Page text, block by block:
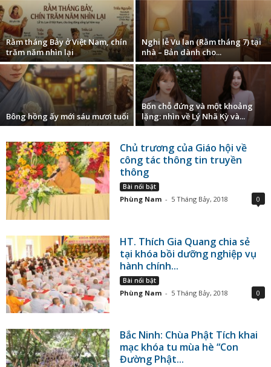
Rằm tháng Bảy ở Việt Nam, chín
trăm năm nhìn lại
Nghi lễ Vu lan (Rằm tháng 7) tại
nhà – Bản dành cho...
Bông hồng ấy mới sáu mươi tuổi
Bốn chỗ đứng và một khoảng
lặng: nhìn về Lý Nhã Kỳ và...
Chủ trương của Giáo hội về
công tác thông tin truyền
thông
Bài nổi bật
Phùng Nam - 5 Tháng Bảy, 2018 0
HT. Thích Gia Quang chia sẻ
tại khóa bồi dưỡng nghiệp vụ
hành chính...
Bài nổi bật
Phùng Nam - 5 Tháng Bảy, 2018 0
Bắc Ninh: Chùa Phật Tích khai
mạc khóa tu mùa hè “Con
Đường Phật...